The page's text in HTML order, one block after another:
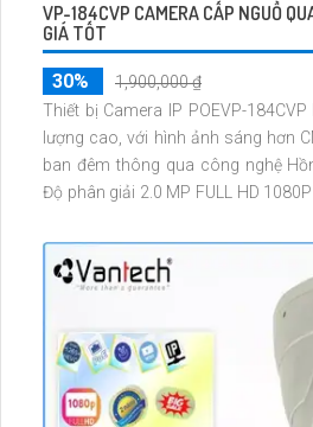
VP-184CVP CAMERA CẤP NGUỒ
GIÁ TỐT
30%
1,900,000 ₫
Thiết bị Camera IP POEVP-
lượng cao, với hình ảnh sáng hơn
ban đêm thông qua công nghệ
Độ phân giải 2.0 MP FULL HD
chắn, mang đến sự bền vững và